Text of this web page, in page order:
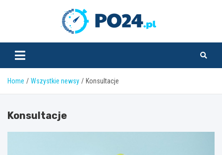
Home Wszystkie newsy Konsultacje
Konsultacje